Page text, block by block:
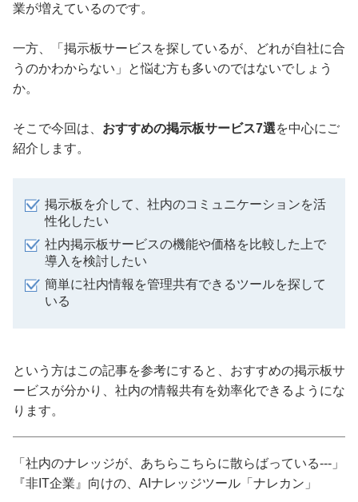
業が増えているのです。
一方、「掲示板サービスを探しているが、どれが自社に合
うのかわからない」と悩む方も多いのではないでしょう
か。
そこで今回は、 おすすめの掲示板サービス7選を中心にご
紹介します。
掲示板を介して、社内のコミュニケーションを活
性化したい
社内掲示板サービスの機能や価格を比較した上で
導入を検討したい
簡単に社内情報を管理共有できるツールを探して
いる
という方はこの記事を参考にすると、おすすめの掲示板サ
ービスが分かり、社内の情報共有を効率化できるようにな
ります。
「社内のナレッジが、あちらこちらに散らばっている---」
『非IT企業』向けの、AIナレッジツール「ナレカン」